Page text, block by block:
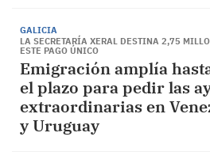
GALICIA
LA SECRETARÍA XERAL DESTINA 2,75
ESTE PAGO ÚNICO
Emigración amplía
el plazo para pedir las
extraordinarias en
y Uruguay